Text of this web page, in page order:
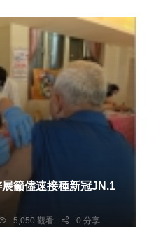
5,050 觀看 0 分享